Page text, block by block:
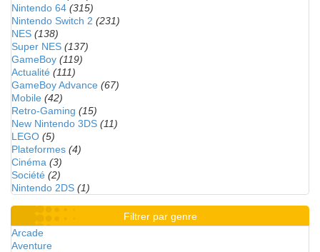
Nintendo 64 (315)
Nintendo Switch 2 (231)
NES (138)
Super NES (137)
GameBoy (119)
Actualité (111)
GameBoy Advance (67)
Mobile (42)
Retro-Gaming (15)
New Nintendo 3DS (11)
LEGO (5)
Plateformes (4)
Cinéma (3)
Société (2)
Nintendo 2DS (1)
Filtrer par genre
Arcade
Aventure